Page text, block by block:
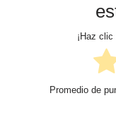
¡Haz
Promedio de